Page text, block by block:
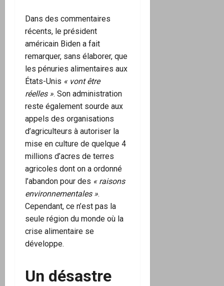
Dans des commentaires
récents, le président
américain Biden a fait
remarquer, sans élaborer, que
les pénuries alimentaires aux
États-Unis « vont être
réelles ». Son administration
reste également sourde aux
appels des organisations
d’agriculteurs à autoriser la
mise en culture de quelque 4
millions d’acres de terres
agricoles dont on a ordonné
l’abandon pour des « raisons
environnementales ».
Cependant, ce n’est pas la
seule région du monde où la
crise alimentaire se
développe.
Un désastre